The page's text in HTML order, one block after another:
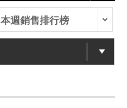
本週銷售排行榜